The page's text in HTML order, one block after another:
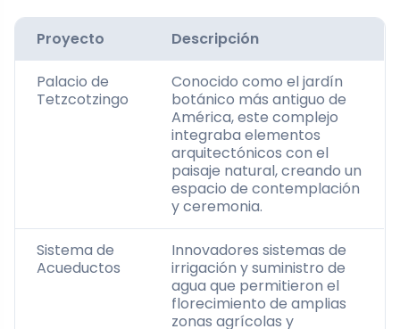
Proyecto Descripción
Palacio de
Tetzcotzingo
Conocido como el jardín
botánico más antiguo de
América, este complejo
integraba elementos
arquitectónicos con el
paisaje natural, creando un
espacio de contemplación
y ceremonia.
Sistema de
Acueductos
Innovadores sistemas de
irrigación y suministro de
agua que permitieron el
florecimiento de amplias
zonas agrícolas y